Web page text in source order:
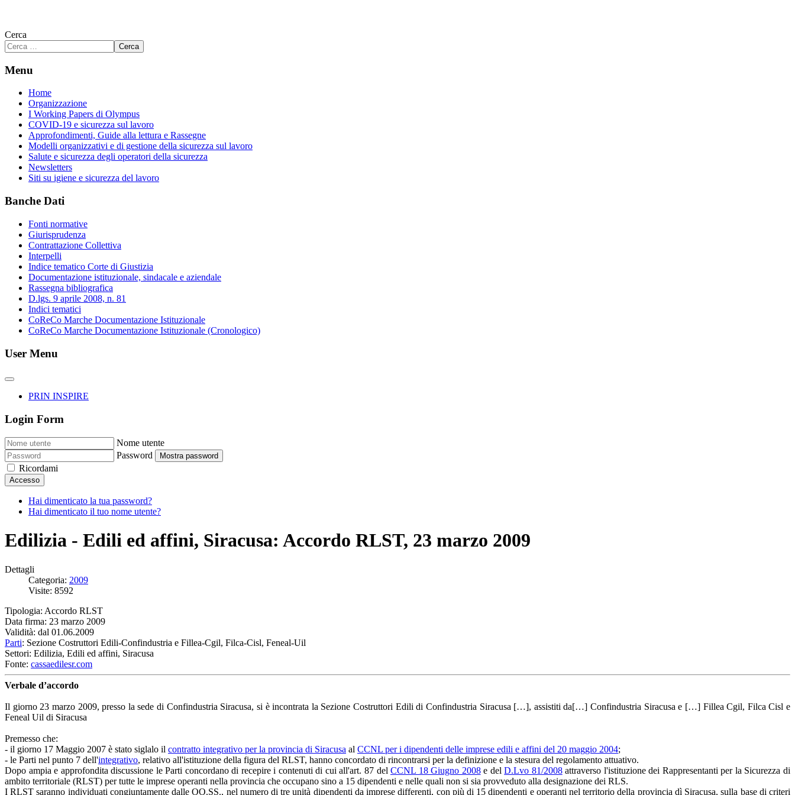
Cerca
Cerca
Menu
Home
Organizzazione
I Working Papers di Olympus
COVID-19 e sicurezza sul lavoro
Approfondimenti, Guide alla lettura e Rassegne
Modelli organizzativi e di gestione della sicurezza sul lavoro
Salute e sicurezza degli operatori della sicurezza
Newsletters
Siti su igiene e sicurezza del lavoro
Banche Dati
Fonti normative
Giurisprudenza
Contrattazione Collettiva
Interpelli
Indice tematico Corte di Giustizia
Documentazione istituzionale, sindacale e aziendale
Rassegna bibliografica
D.lgs. 9 aprile 2008, n. 81
Indici tematici
CoReCo Marche Documentazione Istituzionale
CoReCo Marche Documentazione Istituzionale (Cronologico)
User Menu
PRIN INSPIRE
Login Form
Nome utente
Password
Mostra password
Ricordami
Accesso
Hai dimenticato la tua password?
Hai dimenticato il tuo nome utente?
Edilizia - Edili ed affini, Siracusa: Accordo RLST, 23 marzo 2009
Dettagli
Categoria: 2009
Visite: 8592
Tipologia: Accordo RLST
Data firma: 23 marzo 2009
Validità: dal 01.06.2009
Parti: Sezione Costruttori Edili-Confindustria e Fillea-Cgil, Filca-Cisl, Feneal-Uil
Settori: Edilizia, Edili ed affini, Siracusa
Fonte: cassaedilesr.com
Verbale d’accordo
Il giorno 23 marzo 2009, presso la sede di Confindustria Siracusa, si è incontrata la Sezione Costruttori Edili di Confindustria Siracusa […], assistiti da[…] Confindustria Siracusa e […] Fillea Cgil, Filca Cisl e
Feneal Uil di Siracusa
Premesso che:
- il giorno 17 Maggio 2007 è stato siglalo il contratto integrativo per la provincia di Siracusa al CCNL per i dipendenti delle imprese edili e affini del 20 maggio 2004;
- le Parti nel punto 7 dell'integrativo, relativo all'istituzione della figura del RLST, hanno concordato di rincontrarsi per la definizione e la stesura del regolamento attuativo.
Dopo ampia e approfondita discussione le Parti concordano di recepire i contenuti di cui all'art. 87 delCCNL 18 Giugno 2008e delD.Lvo 81/2008attraverso l'istituzione dei Rappresentanti per la Sicurezza di
ambito territoriale (RLST) per tutte le imprese operanti nella provincia che occupano sino a 15 dipendenti e nelle quali non si sia provveduto alla designazione dei RLS.
I RLST saranno individuati congiuntamente dalle OO.SS., nel numero di tre unità dipendenti da imprese differenti, con più di 15 dipendenti e operanti nel territorio della provincia dì Siracusa, sulla base di criteri